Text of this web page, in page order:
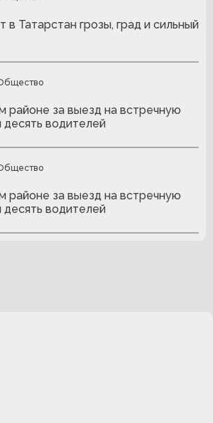
в Татарстан грозы, град и сильный
районе за выезд на встречную
десять водителей
районе за выезд на встречную
десять водителей